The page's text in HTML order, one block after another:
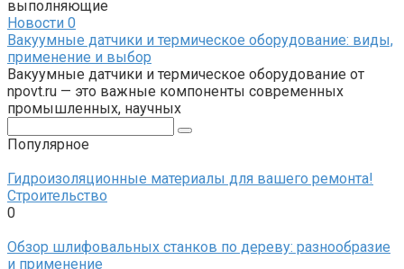
выполняющие
Новости 0
Вакуумные датчики и термическое оборудование: виды,
применение и выбор
Вакуумные датчики и термическое оборудование от
npovt.ru — это важные компоненты современных
промышленных, научных
Популярное
Гидроизоляционные материалы для вашего ремонта!
Строительство
0
Обзор шлифовальных станков по дереву: разнообразие
и применение